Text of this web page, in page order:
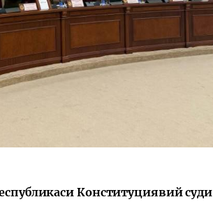
Конституциявий